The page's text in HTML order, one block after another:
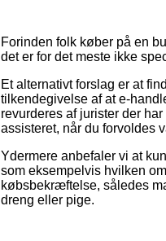
Forinden folk køber på en
det er for det meste ikke
Et alternativt forslag er at
tilkendegivelse af at e-
revurderes af jurister der
assisteret, når du forvoldes
Ydermere anbefaler vi at
som eksempelvis hvilken
købsbekræftelse, således
dreng eller pige.